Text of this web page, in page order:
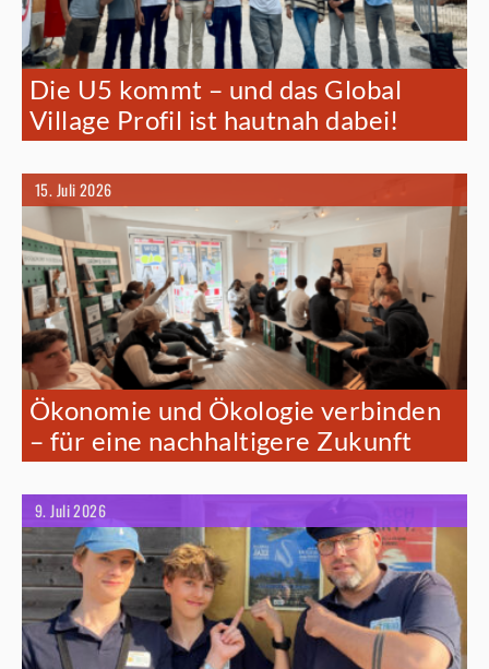
Die U5 kommt – und das Global
Village Profil ist hautnah dabei!
15. Juli 2026
Ökonomie und Ökologie verbinden
– für eine nachhaltigere Zukunft
9. Juli 2026